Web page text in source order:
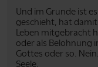
Und im Grunde ist
geschieht, hat
Leben mitgebracht
oder als Belohnung
Gottes oder so.
Seele.